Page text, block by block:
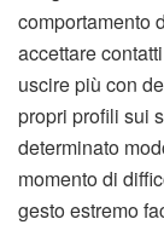
comportamento
accettare
uscire più con
propri profili sui
determinato
momento di
gesto estremo